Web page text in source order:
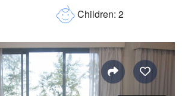
Children: 2